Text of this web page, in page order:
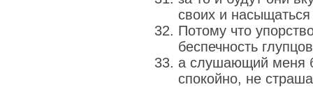
своих и
Потому что
беспечность
а слушающий меня
спокойно, не